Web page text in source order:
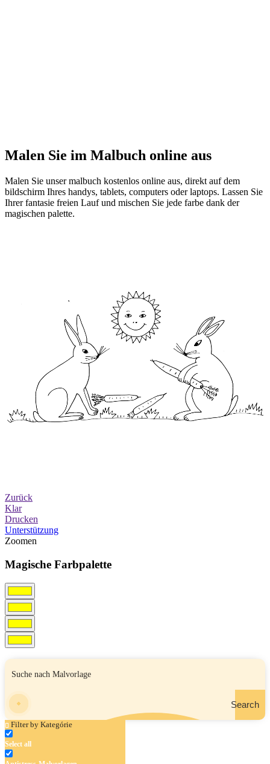
Malen Sie im Malbuch online aus
Malen Sie unser malbuch kostenlos online aus, direkt auf dem
bildschirm Ihres handys, tablets, computers oder laptops. Lassen Sie
Ihrer fantasie freien Lauf und mischen Sie jede farbe dank der
magischen palette.
Zurück
Klar
Drucken
Unterstützung
Zoomen
Magische Farbpalette
Search
Filter by Kategórie
Select all